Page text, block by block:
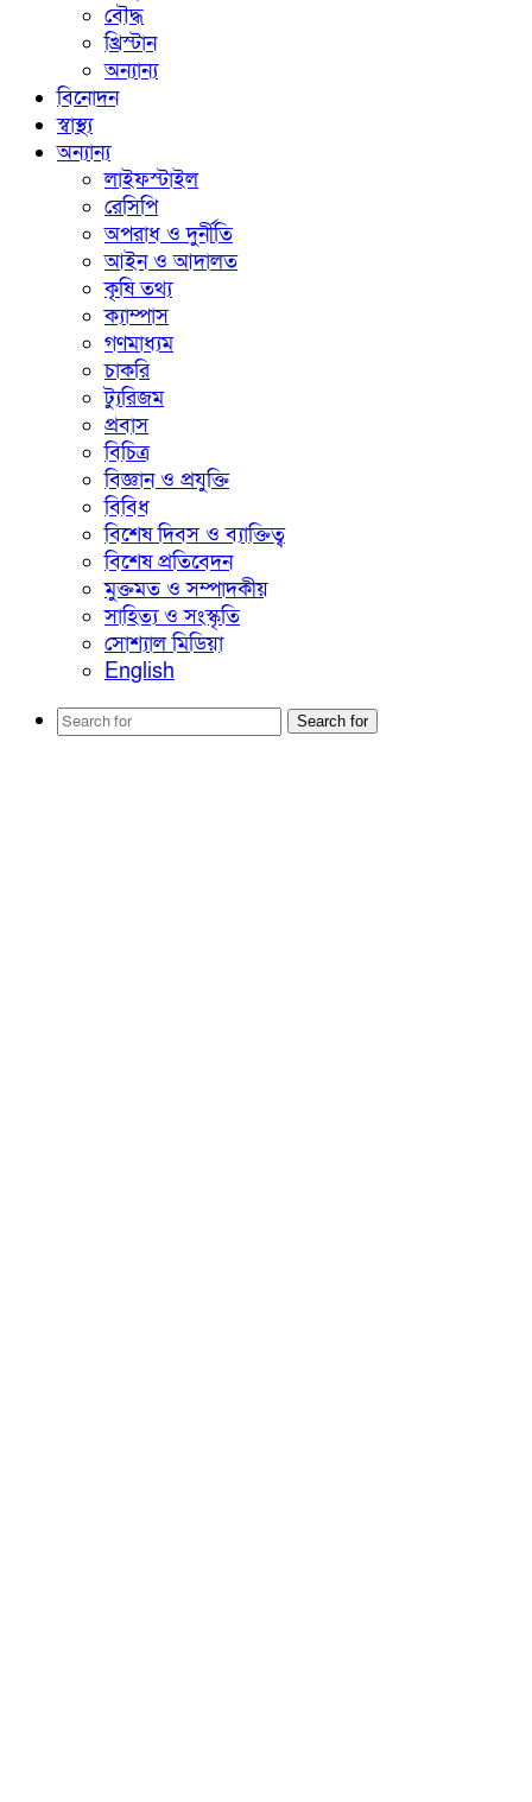
বৌদ্ধ
খ্রিস্টান
অন্যান্য
বিনোদন
স্বাস্থ্য
অন্যান্য
লাইফস্টাইল
রেসিপি
অপরাধ ও দুর্নীতি
আইন ও আদালত
কৃষি তথ্য
ক্যাম্পাস
গণমাধ্যম
চাকরি
ট্যুরিজম
প্রবাস
বিচিত্র
বিজ্ঞান ও প্রযুক্তি
বিবিধ
বিশেষ দিবস ও ব্যাক্তিত্ব
বিশেষ প্রতিবেদন
মুক্তমত ও সম্পাদকীয়
সাহিত্য ও সংস্কৃতি
সোশ্যাল মিডিয়া
English
Search for